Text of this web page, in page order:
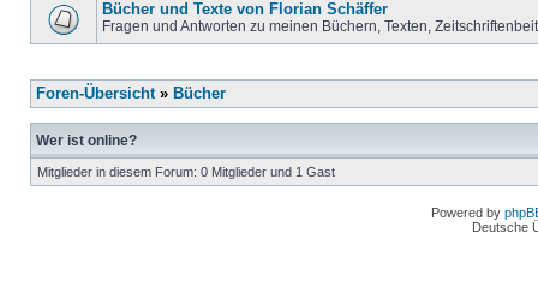
Bücher und Texte von Florian Schäffer
Fragen und Antworten zu meinen Büchern, Texten,
Foren-Übersicht» Bücher
Wer ist online?
Mitglieder in diesem Forum: 0 Mitglieder und 1 Gast
Powered by
Deutsche